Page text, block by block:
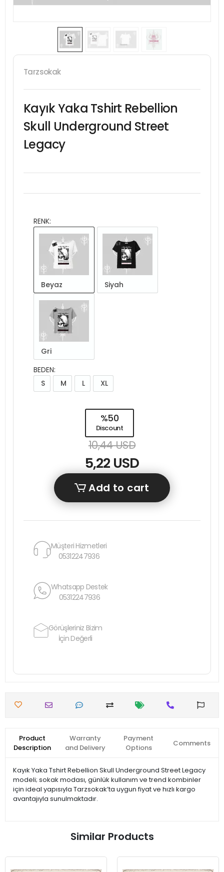
Tarzsokak
Kayık Yaka Tshirt Rebellion
Skull Underground Street
Legacy
RENK:
Beyaz Siyah
Gri
BEDEN:
S
M L XL
%50
Discount
10,44 USD
5,22 USD
Add to cart
Müşteri Hizmetleri
05312247936
Whatsapp Destek
05312247936
Görüşleriniz Bizim
İçin Değerli
Product
Description
Warranty
and Delivery
Payment
Options
Comments
Kayık Yaka Tshirt Rebellion Skull Underground Street Legacy
modeli; sokak modası, günlük kullanım ve trend kombinler
için ideal yapısıyla Tarzsokak’ta uygun fiyat ve hızlı kargo
avantajıyla sunulmaktadır.
Similar Products